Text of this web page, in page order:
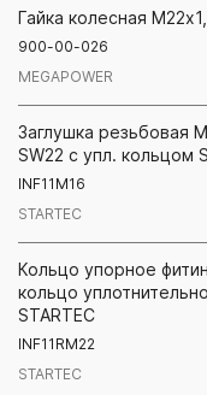
Гайка колесная
900-00-026
MEGAPOWER
Заглушка резьбовая
SW22 с упл. кольцом
INF11M16
STARTEC
Кольцо упорное
кольцо
STARTEC
INF11RM22
STARTEC